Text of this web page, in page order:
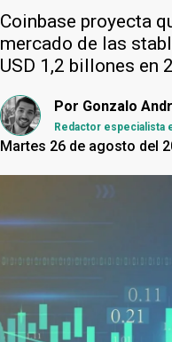
Coinbase proyecta
mercado de las
USD 1,2 billones en
Por Gonzalo
Redactor especialista
Martes 26 de agosto del